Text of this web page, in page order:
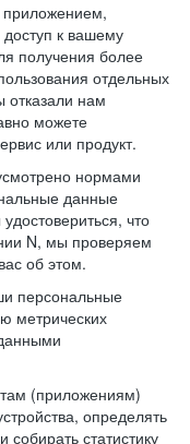
к вашему
получения более
отдельных
отказали нам
можете
или продукт.
нормами
данные
что
N, мы проверяем
об этом.
персональные
метрических
(приложениям)
определять
собирать статистику